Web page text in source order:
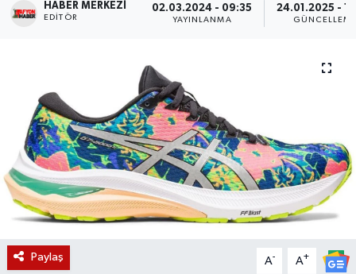
HABER MERKEZI
EDITÖR
02.03.2024 - 09:35
YAYINLANMA
24.01.2025 -
Paylaş A- A+
Sivil Toplum
Magazin
Etkinlikler